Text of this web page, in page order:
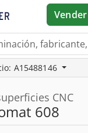
Vender
A15488146
CNC
608